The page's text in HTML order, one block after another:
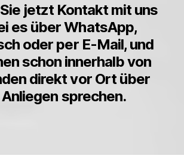
jetzt Kontakt mit uns
es über WhatsApp,
oder per E-Mail, und
schon innerhalb von
direkt vor Ort über
Anliegen sprechen.